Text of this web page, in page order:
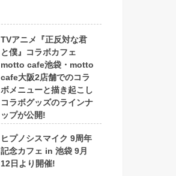
TVアニメ『正反対な君
と僕』コラボカフェ
motto cafe池袋・motto
cafe大阪2店舗でのコラ
ボメニューと描き起こし
コラボグッズのラインナ
ップが公開!
ヒプノシスマイク 9周年
記念カフェ in 池袋 9月
12日より開催!